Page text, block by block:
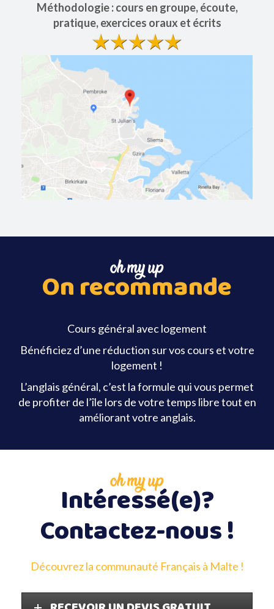
Méthodologie : cours en groupe, écoute,
pratique, exercices oraux et écrits
oh my up
On recommande
Cours général avec logement
Bénéficiez d’une réduction sur vos cours et votre
logement !
L’anglais général, c’est la formule qui vous permet
de profiter de l’île lors de votre temps libre tout en
améliorant votre anglais.
oh my up
Intéressé(e)?
Contactez-nous !
Découvrez la communauté Français à Malte !